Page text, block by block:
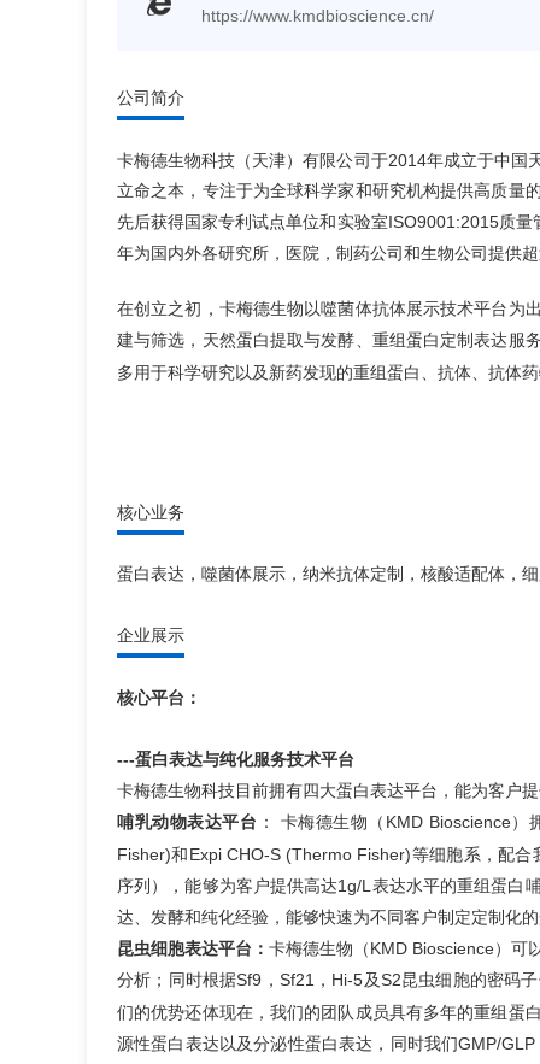
https://www.kmdbioscience.cn/
公司简介
卡梅德生物科技（天津）有限公司于2014年成立于中
立命之本，专注于为全球科学家和研究机构提供高质量
先后获得国家专利试点单位和实验室ISO9001:2015质
年为国内外各研究所，医院，制药公司和生物公司提供
在创立之初，卡梅德生物以噬菌体抗体展示技术平台为
建与筛选 ， 天然蛋白提取与发酵、 重组蛋白定制表达服务
多用于科学研究以及新药发现的重组蛋白、抗体、抗体
核心业务
蛋白表达，噬菌体展示，纳米抗体定制，核酸适配体，
企业展示
核心平台：
---蛋白表达与纯化服务技术平台
卡梅德生物科技目前拥有四大蛋白表达平台，能为客户
哺乳动物表达平台 ： 卡梅德生物（KMD Bioscience）
Fisher)和Expi CHO-S (Thermo Fisher)等细胞系，配合
序列），能够为客户提供高达1g/L表达水平的重组蛋白
达、 发酵和纯化经验，能够快速为不同客户制定定制化
昆虫细胞表达平台：卡梅德生物（KMD Bioscience）可
分析；同时根据Sf9，Sf21，Hi-5及S2昆虫细胞的密码
们的优势还体现在，我们的团队成员具有多年的重组蛋
源性蛋白表达以及分泌性蛋白表达，同时我们GMP/